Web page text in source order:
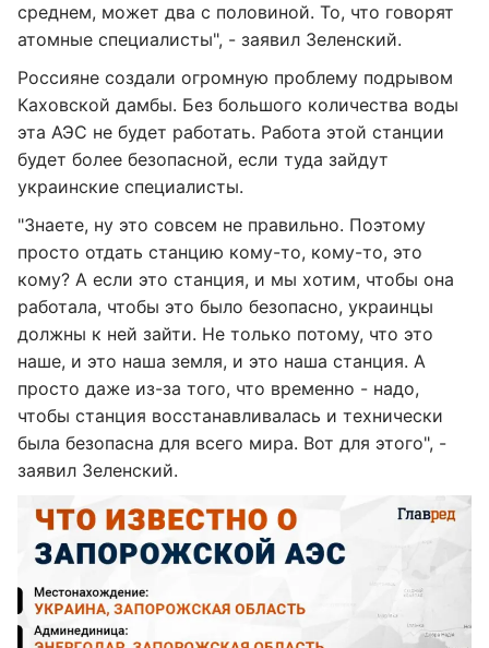
среднем, может два с половиной. То, что говорят
атомные специалисты", - заявил Зеленский.
Россияне создали огромную проблему подрывом
Каховской дамбы. Без большого количества воды
эта АЭС не будет работать. Работа этой станции
будет более безопасной, если туда зайдут
украинские специалисты.
"Знаете, ну это совсем не правильно. Поэтому
просто отдать станцию кому-то, кому-то, это
кому? А если это станция, и мы хотим, чтобы она
работала, чтобы это было безопасно, украинцы
должны к ней зайти. Не только потому, что это
наше, и это наша земля, и это наша станция. А
просто даже из-за того, что временно - надо,
чтобы станция восстанавливалась и технически
была безопасна для всего мира. Вот для этого", -
заявил Зеленский.